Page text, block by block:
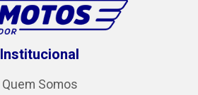
Institucional
Quem Somos